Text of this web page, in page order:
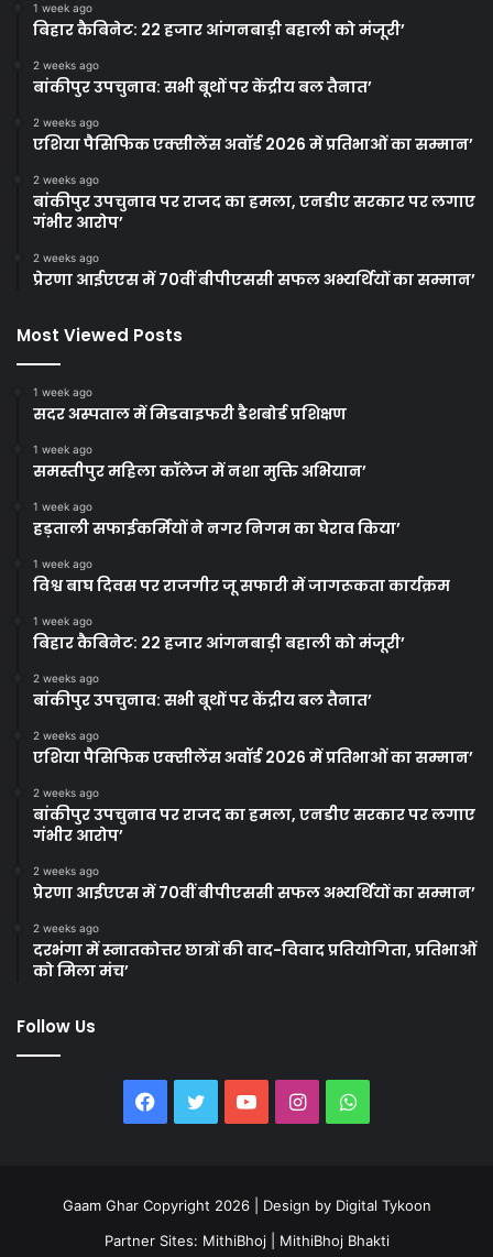
1 week ago
बिहार कैबिनेट: 22 हजार आंगनबाड़ी बहाली को मंजूरी’
2 weeks ago
बांकीपुर उपचुनाव: सभी बूथों पर केंद्रीय बल तैनात’
2 weeks ago
एशिया पैसिफिक एक्सीलेंस अवॉर्ड 2026 में प्रतिभाओं का सम्मान’
2 weeks ago
बांकीपुर उपचुनाव पर राजद का हमला, एनडीए सरकार पर लगाए
गंभीर आरोप’
2 weeks ago
प्रेरणा आईएएस में 70वीं बीपीएससी सफल अभ्यर्थियों का सम्मान’
Most Viewed Posts
1 week ago
सदर अस्पताल में मिडवाइफरी डैशबोर्ड प्रशिक्षण
1 week ago
समस्तीपुर महिला कॉलेज में नशा मुक्ति अभियान’
1 week ago
हड़ताली सफाईकर्मियों ने नगर निगम का घेराव किया’
1 week ago
विश्व बाघ दिवस पर राजगीर जू सफारी में जागरूकता कार्यक्रम
1 week ago
बिहार कैबिनेट: 22 हजार आंगनबाड़ी बहाली को मंजूरी’
2 weeks ago
बांकीपुर उपचुनाव: सभी बूथों पर केंद्रीय बल तैनात’
2 weeks ago
एशिया पैसिफिक एक्सीलेंस अवॉर्ड 2026 में प्रतिभाओं का सम्मान’
2 weeks ago
बांकीपुर उपचुनाव पर राजद का हमला, एनडीए सरकार पर लगाए
गंभीर आरोप’
2 weeks ago
प्रेरणा आईएएस में 70वीं बीपीएससी सफल अभ्यर्थियों का सम्मान’
2 weeks ago
दरभंगा में स्नातकोत्तर छात्रों की वाद-विवाद प्रतियोगिता, प्रतिभाओं
को मिला मंच’
Follow Us
Facebook
TwitterYouTubeInstagramWhatsApp
Gaam Ghar Copyright 2026 | Design by Digital Tykoon
Partner Sites: MithiBhoj MithiBhoj Bhakti